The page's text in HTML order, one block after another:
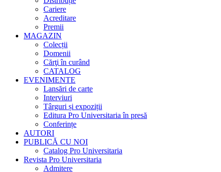
Cariere
Acreditare
Premii
MAGAZIN
Colecții
Domenii
Cărţi în curând
CATALOG
EVENIMENTE
Lansări de carte
Interviuri
Târguri și expoziții
Editura Pro Universitaria în presă
Conferințe
AUTORI
PUBLICĂ CU NOI
Catalog Pro Universitaria
Revista Pro Universitaria
Admitere